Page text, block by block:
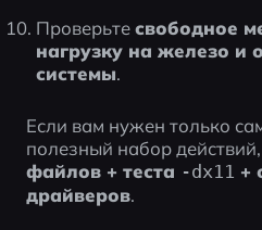
Проверьте свободное
нагрузку на железо и
системы.
Если вам нужен только
полезный набор
файлов + теста -dx11 +
драйверов.